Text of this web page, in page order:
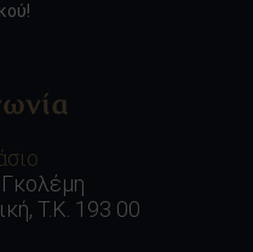
Τ.Κ. 193 00